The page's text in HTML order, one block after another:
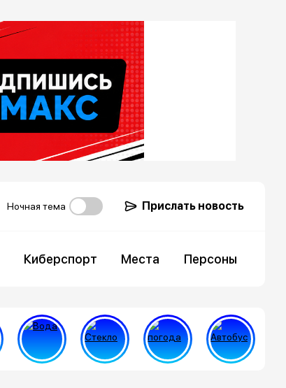
Ночная тема Прислать новость
Киберспорт Места Персоны